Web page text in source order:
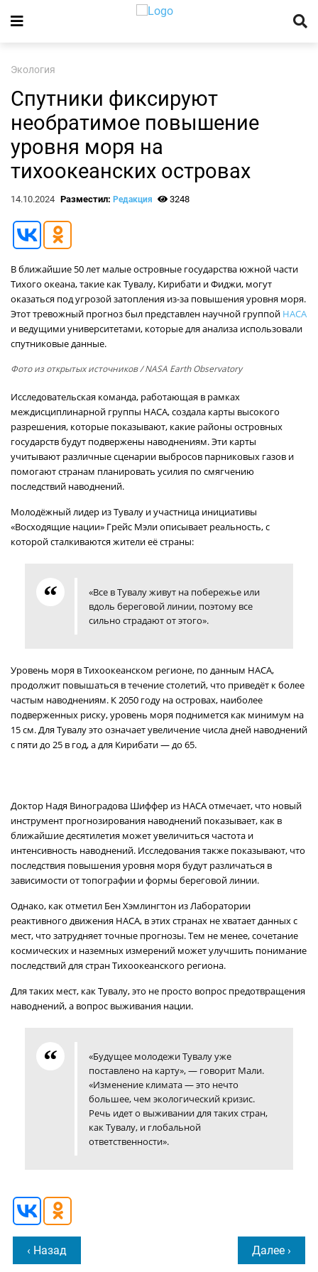
Экология
Спутники фиксируют
необратимое повышение
уровня моря на
тихоокеанских островах
14.10.2024 Разместил: Редакция 3248
В ближайшие 50 лет малые островные государства южной части
Тихого океана, такие как Тувалу, Кирибати и Фиджи, могут
оказаться под угрозой затопления из-за повышения уровня моря.
Этот тревожный прогноз был представлен научной группой НАСА
и ведущими университетами, которые для анализа использовали
спутниковые данные.
Фото из открытых источников/ NASA Earth Observatory
Исследовательская команда, работающая в рамках
междисциплинарной группы НАСА, создала карты высокого
разрешения, которые показывают, какие районы островных
государств будут подвержены наводнениям. Эти карты
учитывают различные сценарии выбросов парниковых газов и
помогают странам планировать усилия по смягчению
последствий наводнений.
Молодёжный лидер из Тувалу и участница инициативы
«Восходящие нации» Грейс Мэли описывает реальность, с
которой сталкиваются жители её страны:
«Все в Тувалу живут на побережье или
вдоль береговой линии, поэтому все
сильно страдают от этого».
Уровень моря в Тихоокеанском регионе, по данным НАСА,
продолжит повышаться в течение столетий, что приведёт к более
частым наводнениям. К 2050 году на островах, наиболее
подверженных риску, уровень моря поднимется как минимум на
15 см. Для Тувалу это означает увеличение числа дней наводнений
с пяти до 25 в год, а для Кирибати — до 65.
Доктор Надя Виноградова Шиффер из НАСА отмечает, что новый
инструмент прогнозирования наводнений показывает, как в
ближайшие десятилетия может увеличиться частота и
интенсивность наводнений. Исследования также показывают, что
последствия повышения уровня моря будут различаться в
зависимости от топографии и формы береговой линии.
Однако, как отметил Бен Хэмлингтон из Лаборатории
реактивного движения НАСА, в этих странах не хватает данных с
мест, что затрудняет точные прогнозы. Тем не менее, сочетание
космических и наземных измерений может улучшить понимание
последствий для стран Тихоокеанского региона.
Для таких мест, как Тувалу, это не просто вопрос предотвращения
наводнений, а вопрос выживания нации.
«Будущее молодежи Тувалу уже
поставлено на карту», — говорит Мали.
«Изменение климата — это нечто
большее, чем экологический кризис.
Речь идет о выживании для таких стран,
как Тувалу, и глобальной
ответственности».
‹ Назад Далее ›